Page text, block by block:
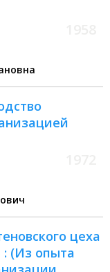
цеха
: (Из опыта